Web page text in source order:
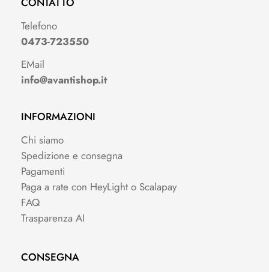
Telefono
0473-723550
EMail
info@avantishop.it
INFORMAZIONI
Chi siamo
Spedizione e consegna
Pagamenti
Paga a rate con HeyLight o Scalapay
FAQ
Trasparenza AI
CONSEGNA